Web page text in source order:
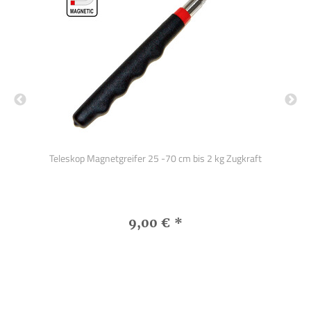
Teleskop Magnetgreifer 25 -70 cm bis 2 kg Zugkraft
9,00 € *